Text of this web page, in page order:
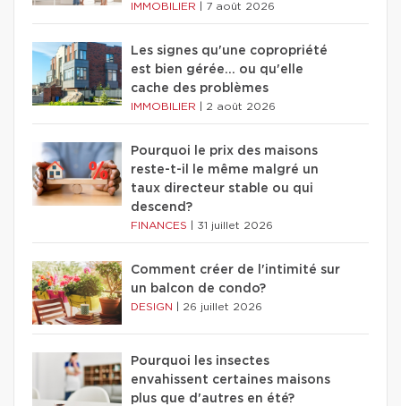
IMMOBILIER 7 août 2026
Les signes qu'une copropriété
est bien gérée… ou qu'elle
cache des problèmes
IMMOBILIER 2 août 2026
Pourquoi le prix des maisons
reste-t-il le même malgré un
taux directeur stable ou qui
descend?
FINANCES 31 juillet 2026
Comment créer de l'intimité sur
un balcon de condo?
DESIGN 26 juillet 2026
Pourquoi les insectes
envahissent certaines maisons
plus que d'autres en été?